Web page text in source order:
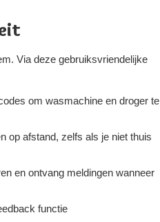
Via deze gebruiksvriendelijke
om wasmachine en droger te
op afstand, zelfs als je niet thuis
en ontvang meldingen wanneer
functie